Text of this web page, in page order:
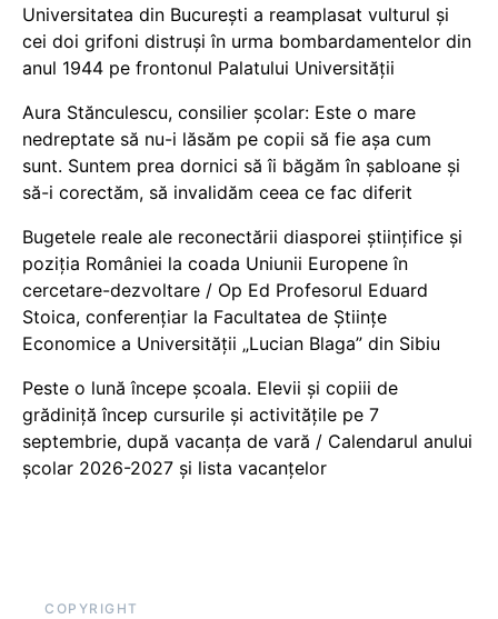
Universitatea din București a reamplasat vulturul și
cei doi grifoni distruși în urma bombardamentelor din
anul 1944 pe frontonul Palatului Universității
Aura Stănculescu, consilier școlar: Este o mare
nedreptate să nu-i lăsăm pe copii să fie așa cum
sunt. Suntem prea dornici să îi băgăm în șabloane și
să-i corectăm, să invalidăm ceea ce fac diferit
Bugetele reale ale reconectării diasporei științifice și
poziția României la coada Uniunii Europene în
cercetare-dezvoltare / Op Ed Profesorul Eduard
Stoica, conferențiar la Facultatea de Științe
Economice a Universității „Lucian Blaga” din Sibiu
Peste o lună începe școala. Elevii și copiii de
grădiniță încep cursurile și activitățile pe 7
septembrie, după vacanța de vară / Calendarul anului
școlar 2026-2027 și lista vacanțelor
COPYRIGHT